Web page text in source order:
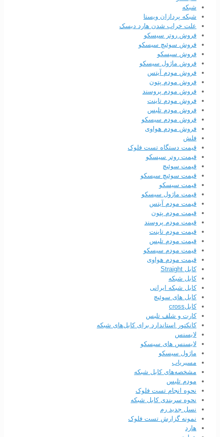
شبکه
شبکه پردازان ویستا
علت خراب شدن هارد دیسک
فروش روتر سیسکو
فروش سوئیچ سیسکو
فروش سیسکو
فروش ماژول سیسکو
فروش مودم آیتس
فروش مودم پتون
فروش مودم پروسند
فروش مودم تاینت
فروش مودم تلبس
فروش مودم سیسکو
فروش مودم هواوی
فلش
قیمت دستگاه تست فلوک
قیمت روتر سیسکو
قیمت سوئیچ
قیمت سوئیچ سیسکو
قیمت سیسکو
قیمت ماژول سیسکو
قیمت مودم آیتس
قیمت مودم پتون
قیمت مودم پروسند
قیمت مودم تاینت
قیمت مودم تلبس
قیمت مودم سیسکو
قیمت مودم هواوی
کابل Straight
کابل شبکه
کابل شبکه ایرانی
کابل های سوئیچ
کابلcross
کارت و شلف تلبس
کانکتور استاندارد برای کابل‌های شبکه
لایسنس
لایسنس های سیسکو
ماژول سیسکو
مسیریاب
مشخصه‌های کابل شبکه
مودم تلبس
نحوه انجام تست فلوک
نحوه سربندی کابل‌ شبکه
نسل جدید رم
نمونه گزارش تست فلوک
هارد